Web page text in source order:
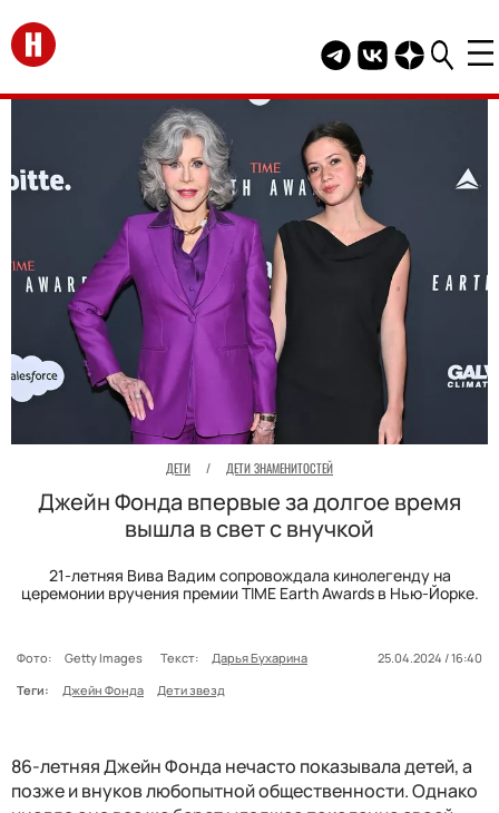
Перейти на главную
Telegram канал
Группа HELLO
Канал
ДЕТИ / ДЕТИ ЗНАМЕНИТОСТЕЙ
Джейн Фонда впервые за долгое время
вышла в свет с внучкой
21-летняя Вива Вадим сопровождала кинолегенду на
церемонии вручения премии TIME Earth Awards в Нью-Йорке.
Фото: Getty Images Текст: Дарья Бухарина
25.04.2024 / 16:40
Теги:
Джейн Фонда Дети звезд
86-летняя Джейн Фонда нечасто показывала детей, а
позже и внуков любопытной общественности. Однако